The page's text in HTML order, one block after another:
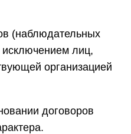
(наблюдательных
исключением лиц,
организацией
договоров